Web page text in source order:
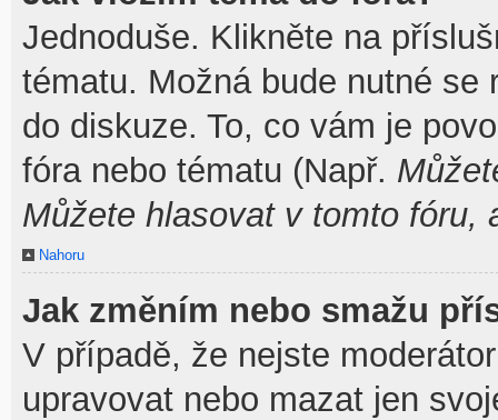
Jednoduše. Klikněte na
tématu. Možná bude nutné se
do diskuze. To, co vám je
fóra nebo tématu (Např.
Můžete hlasovat v tomto fóru,
Nahoru
Jak změním nebo smažu
V případě, že nejste
upravovat nebo mazat jen